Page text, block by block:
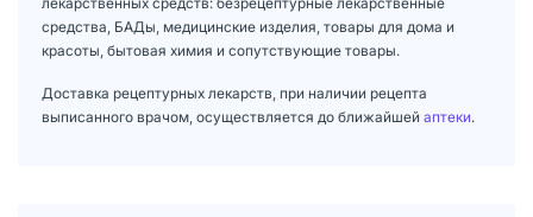
средства, БАДы, медицинские изделия, товары для дома и
красоты, бытовая химия и сопутствующие товары.
Доставка рецептурных лекарств, при наличии рецепта
выписанного врачом, осуществляется до ближайшей аптеки.